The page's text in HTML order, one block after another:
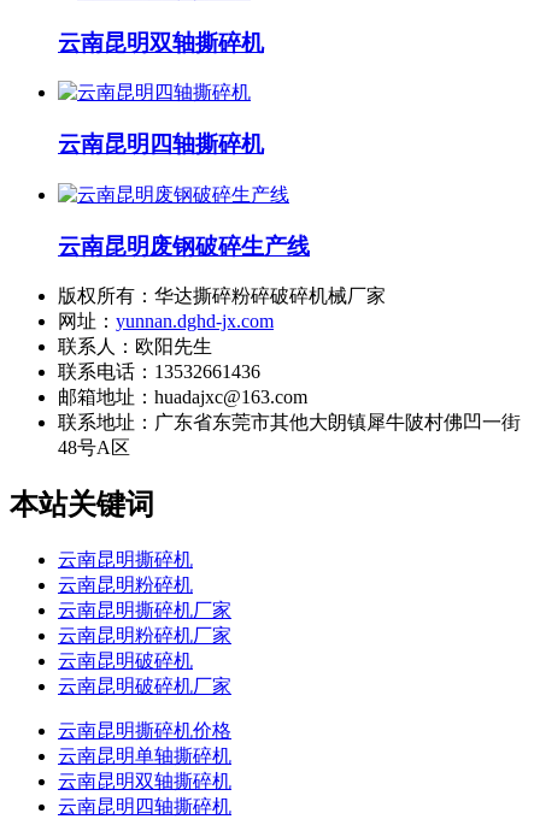
云南昆明双轴撕碎机
云南昆明四轴撕碎机
云南昆明废钢破碎生产线
版权所有：华达撕碎粉碎破碎机械厂家
网址： yunnan.dghd-jx.com
联系人：欧阳先生
联系电话：13532661436
邮箱地址：huadajxc@163.com
联系地址： 广东省东莞市其他大朗镇犀牛陂村佛凹一街
48号A区
本站关键词
云南昆明撕碎机
云南昆明粉碎机
云南昆明撕碎机厂家
云南昆明粉碎机厂家
云南昆明破碎机
云南昆明破碎机厂家
云南昆明撕碎机价格
云南昆明单轴撕碎机
云南昆明双轴撕碎机
云南昆明四轴撕碎机